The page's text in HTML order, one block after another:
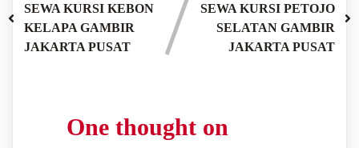
SEWA KURSI KEBON
KELAPA GAMBIR
JAKARTA PUSAT
SEWA KURSI PETOJO
SELATAN GAMBIR
JAKARTA PUSAT
One thought on